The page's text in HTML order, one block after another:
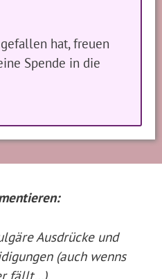
hat, freuen
Spende in die
Ausdrücke und
(auch wenns
fällt...).